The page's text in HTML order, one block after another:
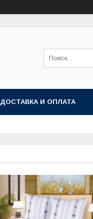
ДОСТАВКА И ОПЛАТА